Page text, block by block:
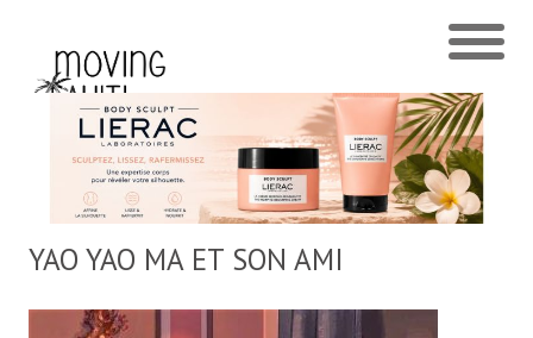
YAO YAO MA ET SON AMI